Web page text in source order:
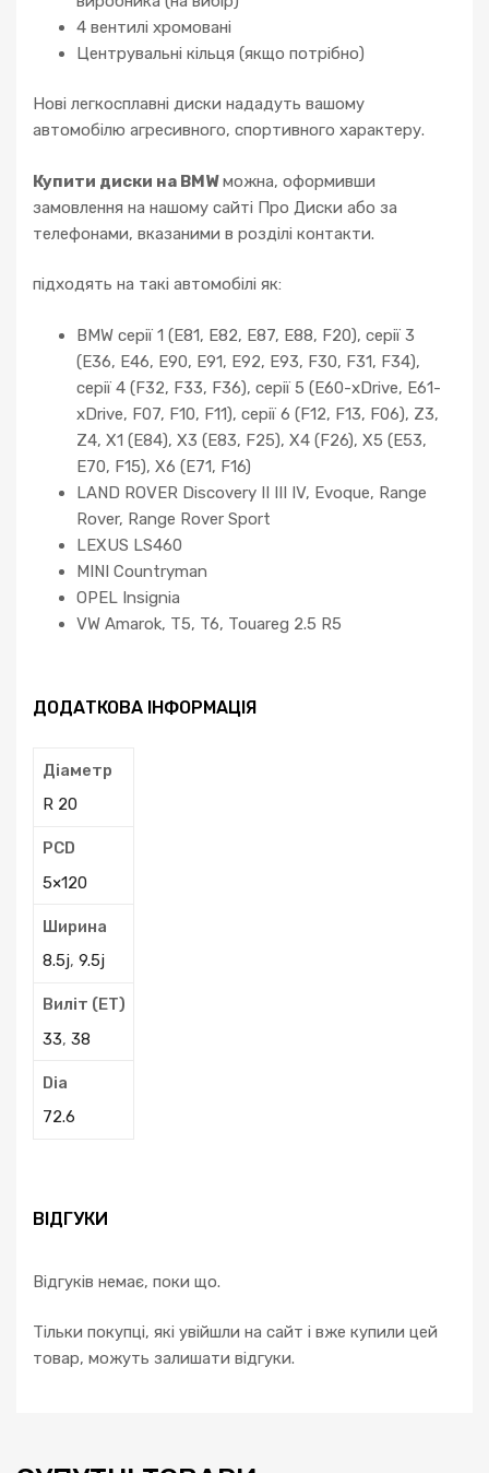
4 вентилі хромовані
Центрувальні кільця (якщо потрібно)
Нові легкосплавні диски нададуть вашому
автомобілю агресивного, спортивного характеру.
Купити диски на BMWможна, оформивши
замовлення на нашому сайті Про Диски або за
телефонами, вказаними в розділі контакти.
підходять на такі автомобілі як:
BMW серії 1 (E81, E82, E87, E88, F20), серії 3
(E36, E46, E90, E91, E92, E93, F30, F31, F34),
серії 4 (F32, F33, F36), серії 5 (E60-xDrive, E61-
xDrive, F07, F10, F11), серії 6 (F12, F13, F06), Z3,
Z4, X1 (E84), X3 (E83, F25), X4 (F26), X5 (E53,
E70, F15), X6 (E71, F16)
LAND ROVER Discovery II III IV, Evoque, Range
Rover, Range Rover Sport
LEXUS LS460
MINI Countryman
OPEL Insignia
VW Amarok, T5, T6, Touareg 2.5 R5
ДОДАТКОВА ІНФОРМАЦІЯ
Діаметр
R 20
PCD
5×120
Ширина
8.5j, 9.5j
Виліт (ЕТ)
33, 38
Dia
72.6
ВІДГУКИ
Відгуків немає, поки що.
Тільки покупці, які увійшли на сайт і вже купили цей
товар, можуть залишати відгуки.